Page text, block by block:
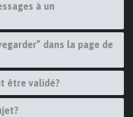
à un
dans la page de
être validé?